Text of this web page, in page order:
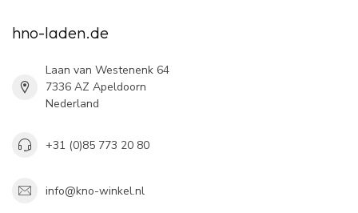
hno-laden.de
Laan van Westenenk 64
7336 AZ Apeldoorn
Nederland
+31 (0)85 773 20 80
info@kno-winkel.nl